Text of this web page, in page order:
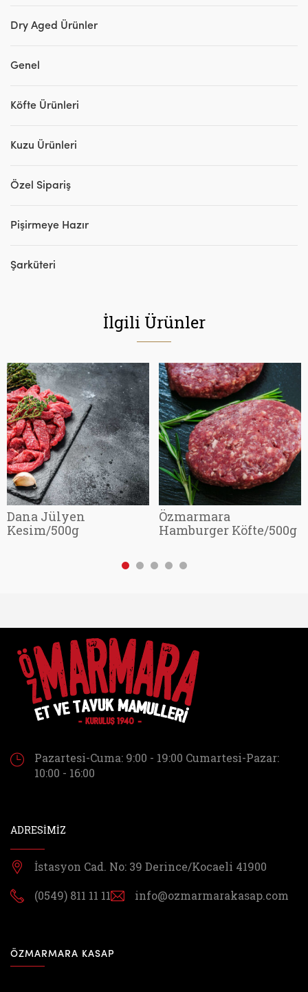
Dry Aged Ürünler
Genel
Köfte Ürünleri
Kuzu Ürünleri
Özel Sipariş
Pişirmeye Hazır
Şarküteri
İlgili Ürünler
Dana Jülyen
Kesim/500g
Özmarmara
Hamburger Köfte/500g
Pazartesi-Cuma: 9:00 - 19:00 Cumartesi-Pazar:
10:00 - 16:00
ADRESİMİZ
İstasyon Cad. No: 39 Derince/Kocaeli 41900
(0549) 811 11 11
info@ozmarmarakasap.com
ÖZMARMARA KASAP